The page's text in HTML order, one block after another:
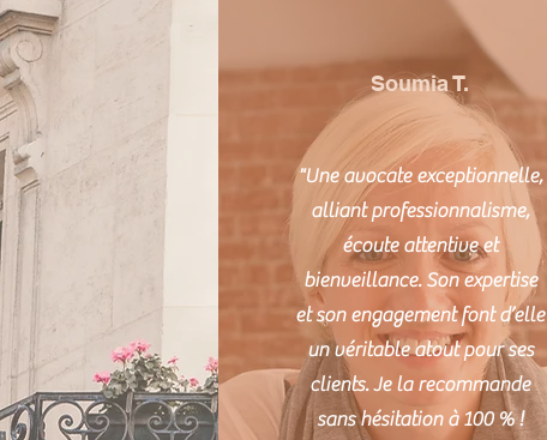
Soumia T.
"Une avocate exceptionnelle,
alliant professionnalisme,
écoute attentive et
bienveillance. Son expertise
et son engagement font d’elle
un véritable atout pour ses
clients. Je la recommande
sans hésitation à 100 % !